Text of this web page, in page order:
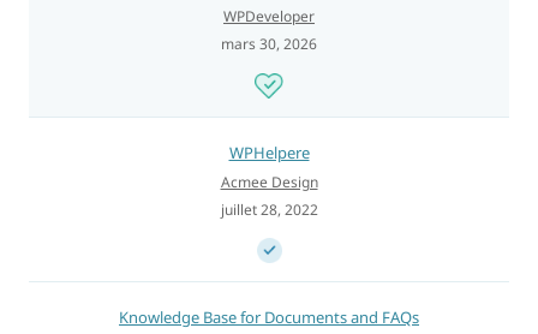
WPDeveloper
mars 30, 2026
WPHelpere
Acmee Design
juillet 28, 2022
Knowledge Base for Documents and FAQs